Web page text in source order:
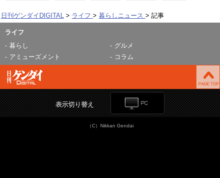
日刊ゲンダイDIGITAL ライフ 暮らしニュース 記事
ライフ
暮らし
グルメ
アミューズメント
コラム
表示切り替え
（C）Nikkan Gendai